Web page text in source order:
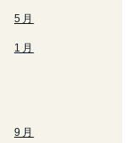
5月
1月
9月